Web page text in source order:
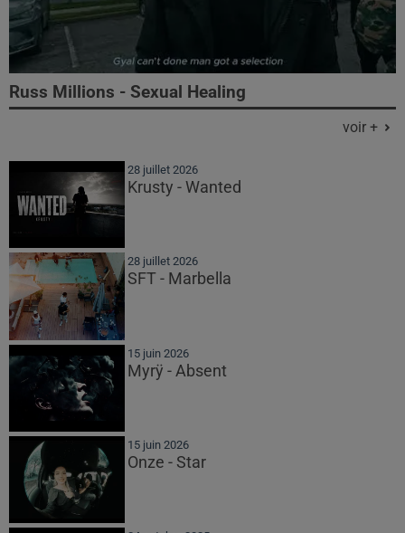
Russ Millions - Sexual Healing
voir +
28 juillet 2026
Krusty - Wanted
28 juillet 2026
SFT - Marbella
15 juin 2026
Myrÿ - Absent
15 juin 2026
Onze - Star